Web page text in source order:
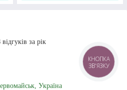
за рік
Україна
КНОПКА
ЗВ'ЯЗКУ